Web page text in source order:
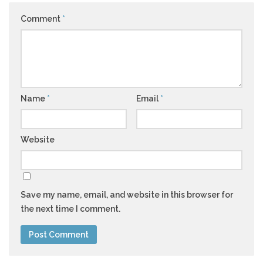
Comment *
Name * Email *
Website
Save my name, email, and website in this browser for
the next time I comment.